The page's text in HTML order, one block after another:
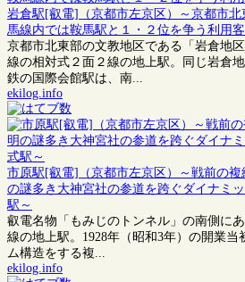
岩倉駅[叡電]（京都市左京区）～京都市
馬線内では鞍馬駅と１・２位を争う利用
京都市北東部の文教地区である「岩倉地
線の相対式２面２線の地上駅。同じ岩倉
鉄の国際会館駅は、南...
ekilog.info
市原駅[叡電]（京都市左京区）～戦前の
の謎多き大神宮社の参道を跨ぐダイナミ
駅～
叡電名物「もみじのトンネル」の南側に
線の地上駅。1928年（昭和3年）の開業
ム構造をする複...
ekilog.info